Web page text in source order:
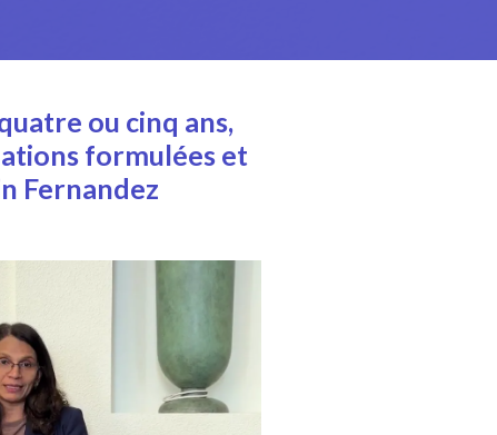
ou cinq ans,
formulées et
Fernandez